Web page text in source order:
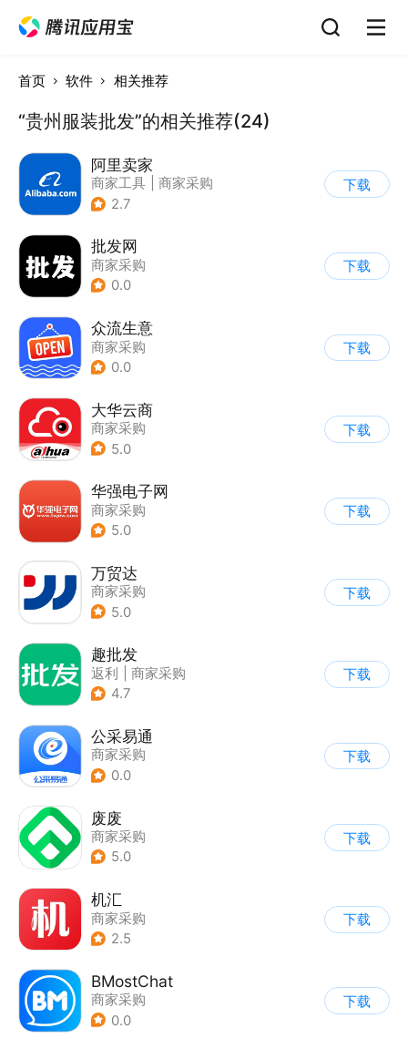
首页 软件 相关推荐
“贵州服装批发”的相关推荐(24)
阿里卖家
商家工具
商家采购
2.7
下载
批发网
商家采购
0.0
下载
众流生意
商家采购
0.0
下载
大华云商
商家采购
5.0
下载
华强电子网
商家采购
5.0
下载
万贸达
商家采购
5.0
下载
趣批发
返利
商家采购
| 农产品商城
4.7
下载
公采易通
商家采购
0.0
下载
废废
商家采购
5.0
下载
机汇
商家采购
2.5
下载
BMostChat
商家采购
0.0
下载